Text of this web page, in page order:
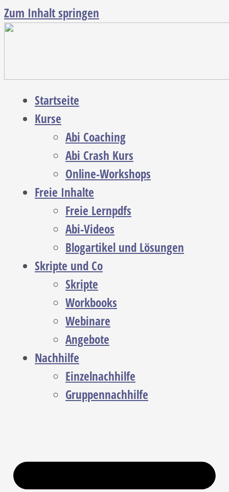
Zum Inhalt springen
Startseite
Kurse
Abi Coaching
Abi Crash Kurs
Online-Workshops
Freie Inhalte
Freie Lernpdfs
Abi-Videos
Blogartikel und Lösungen
Skripte und Co
Skripte
Workbooks
Webinare
Angebote
Nachhilfe
Einzelnachhilfe
Gruppennachhilfe